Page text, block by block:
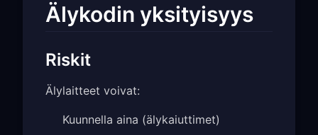
Älykodin yksityisyys
Riskit
Älylaitteet voivat:
Kuunnella aina (älykaiuttimet)